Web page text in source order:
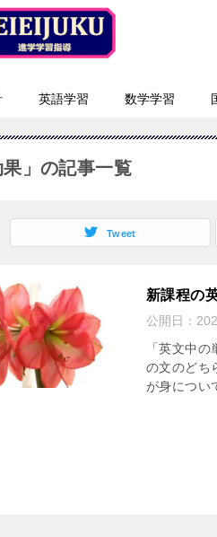
英語学習 数学学習
果」の記事一覧
Tweet
新課程の
公開日：
「英文中
の文のどち
が身につい